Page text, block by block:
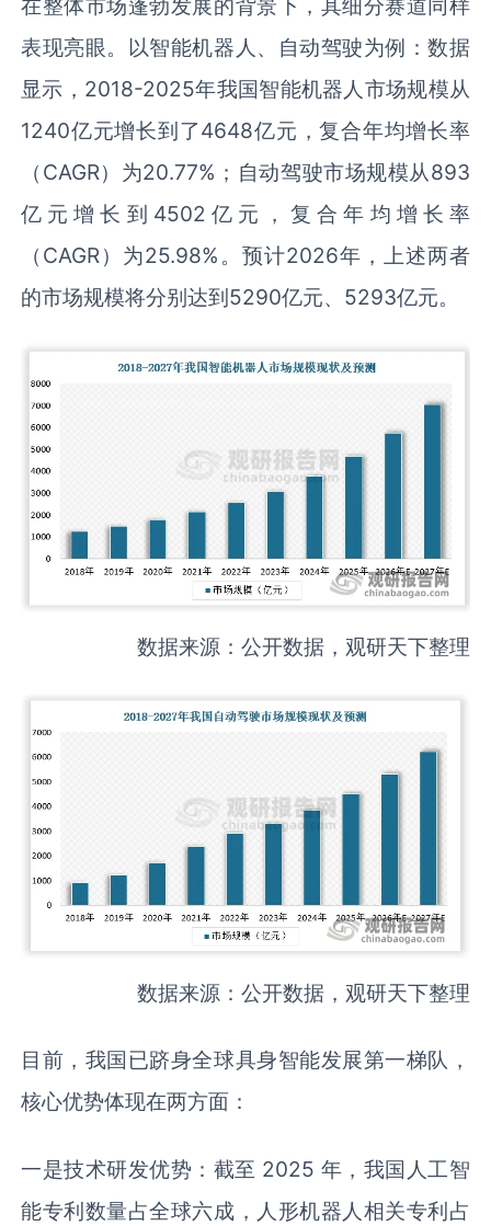
表现亮眼。以智能机器人、自动驾驶为例：数据
显示，2018-2025年我国智能机器人市场规模从
1240亿元增长到了4648亿元，复合年均增长率
（CAGR）为20.77%；自动驾驶市场规模从893
亿元增长到4502亿元，复合年均增长率
（CAGR）为25.98%。预计2026年，上述两者
的市场规模将分别达到5290亿元、5293亿元。
数据来源：公开数据，观研天下整理
数据来源：公开数据，观研天下整理
目前，我国已跻身全球具身智能发展第一梯队，
核心优势体现在两方面：
一是技术研发优势：截至 2025 年，我国人工智
能专利数量占全球六成，人形机器人相关专利占